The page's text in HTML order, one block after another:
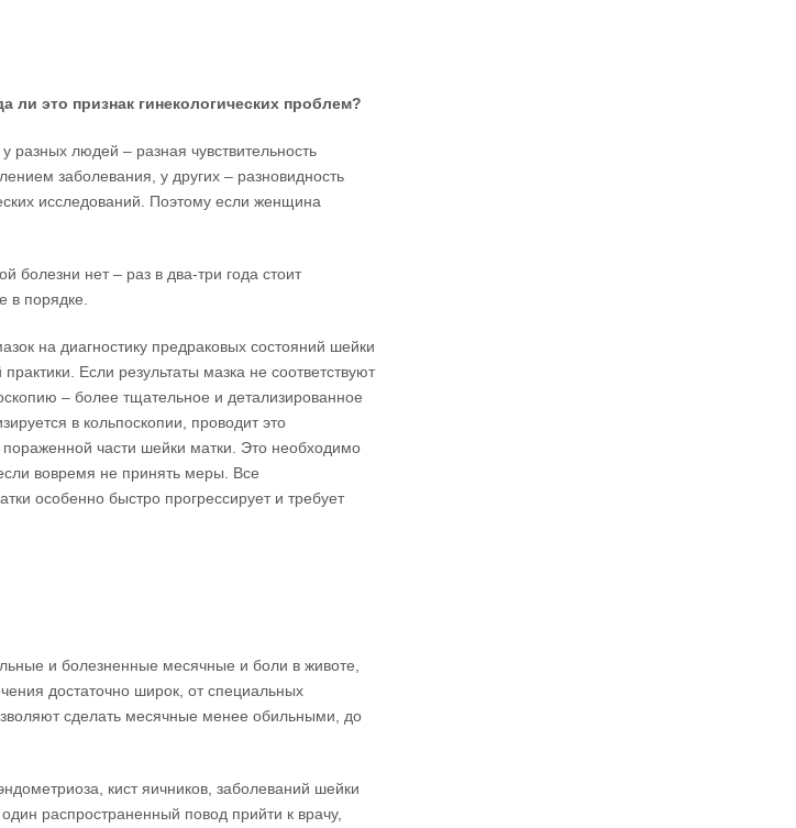
ли это признак гинекологических проблем?
людей – разная чувствительность
заболевания, у других – разновидность
исследований. Поэтому если женщина
болезни нет – раз в два-три года стоит
в порядке.
на диагностику предраковых состояний шейки
Если результаты мазка не соответствуют
– более тщательное и детализированное
в кольпоскопии, проводит это
части шейки матки. Это необходимо
вовремя не принять меры. Все
особенно быстро прогрессирует и требует
и болезненные месячные и боли в животе,
достаточно широк, от специальных
сделать месячные менее обильными, до
кист яичников, заболеваний шейки
распространенный повод прийти к врачу,